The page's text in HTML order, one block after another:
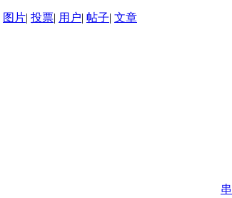
图片| 投票| 用户| 帖子| 文章